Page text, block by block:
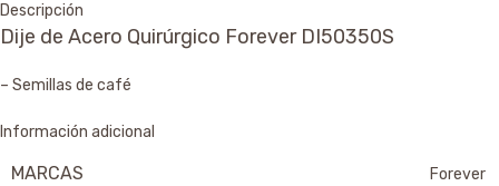
Descripción
Dije de Acero Quirúrgico Forever DI50350S
– Semillas de café
Información adicional
MARCAS Forever